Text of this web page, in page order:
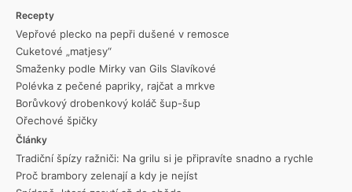
Recepty
Vepřové plecko na pepři dušené v remosce
Cuketové „matjesy“
Smaženky podle Mirky van Gils Slavíkové
Polévka z pečené papriky, rajčat a mrkve
Borůvkový drobenkový koláč šup-šup
Ořechové špičky
Články
Tradiční špízy ražniči: Na grilu si je připravíte snadno a rychle
Proč brambory zelenají a kdy je nejíst